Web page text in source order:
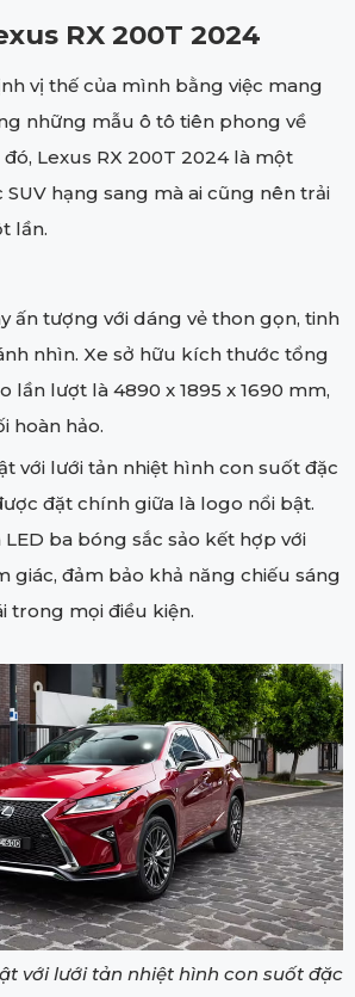
RX 200T 2024
vị thế của mình bằng việc mang
những mẫu ô tô tiên phong về
Lexus RX 200T 2024 là một
hạng sang mà ai cũng nên trải
lần.
ấn tượng với dáng vẻ thon gọn, tinh
nhìn. Xe sở hữu kích thước tổng
lần lượt là 4890 x 1895 x 1690 mm,
hoàn hảo.
với lưới tản nhiệt hình con suốt đặc
đặt chính giữa là logo nổi bật.
ba bóng sắc sảo kết hợp với
giác, đảm bảo khả năng chiếu sáng
trong mọi điều kiện.
với lưới tản nhiệt hình con suốt đặc